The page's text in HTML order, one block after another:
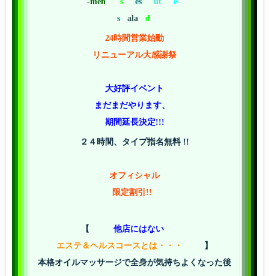
s
ala d
24時間営業始動
リニューアル大感謝祭
大好評イベント
まだまだやります、
期間延長決定!!!
２４時間、タイプ指名無料 !!
オフィシャル
限定割引!!
【
他店にはない
エステ＆ヘルスコースとは・・・
】
本格オイルマッサージで全身が気持ちよくなった後